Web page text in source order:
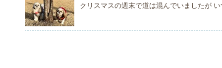
クリスマスの週末で道は混んでいましたが